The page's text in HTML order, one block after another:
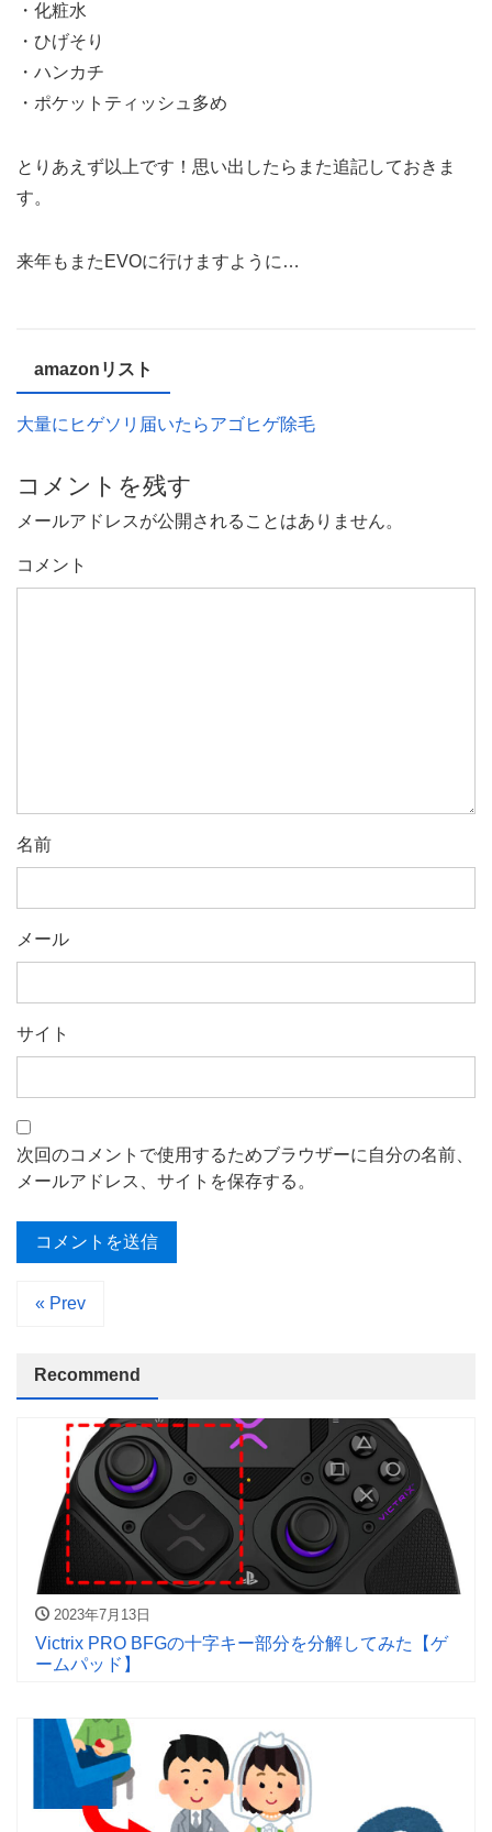
・化粧水
・ひげそり
・ハンカチ
・ポケットティッシュ多め
とりあえず以上です！思い出したらまた追記しておきま
す。
来年もまたEVOに行けますように…
amazonリスト
大量にヒゲソリ届いたらアゴヒゲ除毛
コメントを残す
メールアドレスが公開されることはありません。
コメント
名前
メール
サイト
次回のコメントで使用するためブラウザーに自分の名前、
メールアドレス、サイトを保存する。
« Prev
Recommend
2023年7月13日
Victrix PRO BFGの十字キー部分を分解してみた【ゲ
ームパッド】